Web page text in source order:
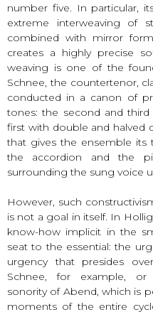
number five. In particular,
extreme interweaving of
combined with mirror
creates a highly precise
weaving is one of the
Schnee, the countertenor,
conducted in a canon of
tones: the second and
first with double and halved
that gives the ensemble its
the accordion and the
surrounding the sung voice
However, such
is not a goal in itself. In
know-how implicit in the
seat to the essential: the
urgency that presides
Schnee, for example, or
sonority of Abend, which is
moments of the entire